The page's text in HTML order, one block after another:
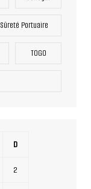
Sûreté Portuaire
TOGO
D
2